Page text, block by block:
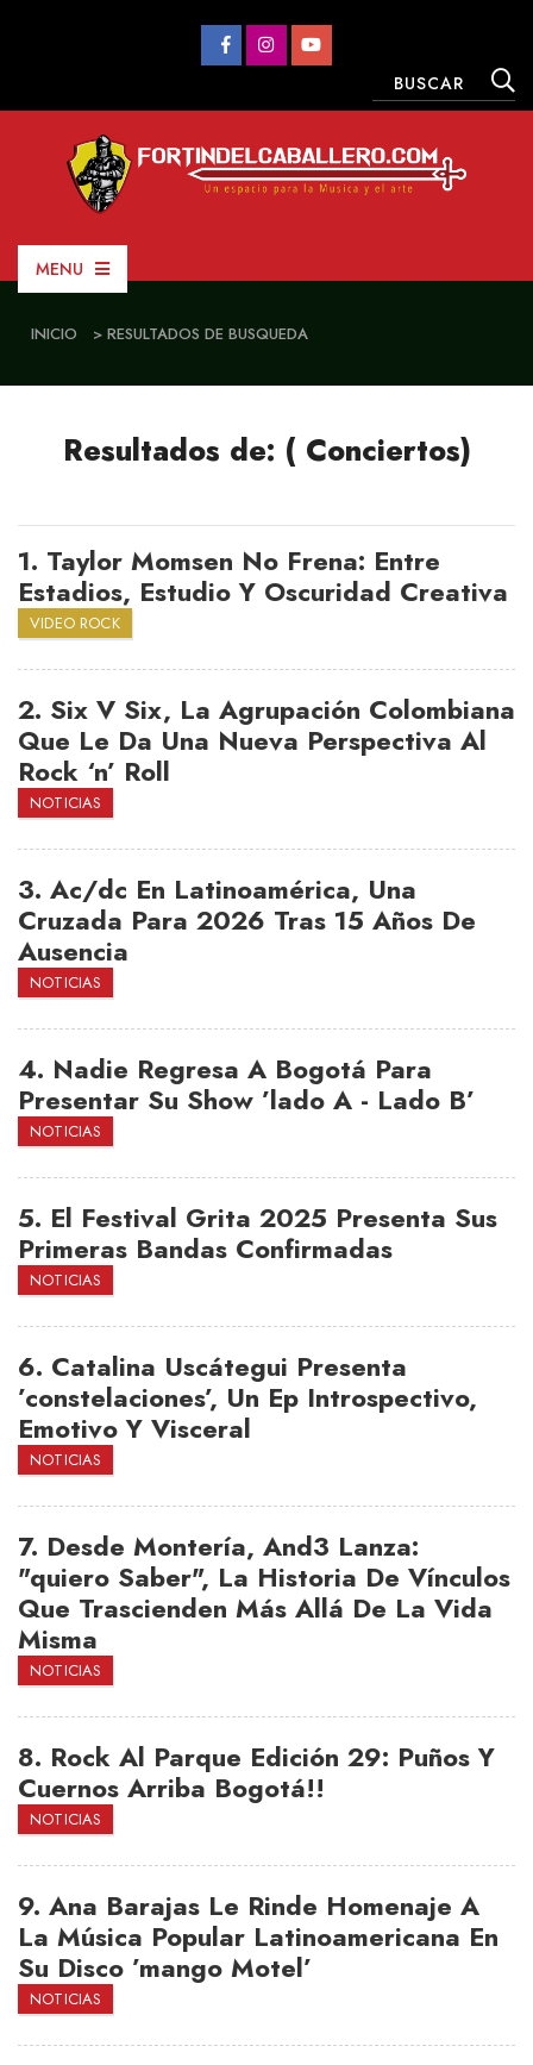
MENU
INICIO > RESULTADOS DE BUSQUEDA
Resultados de: ( Conciertos)
1. Taylor Momsen No Frena: Entre
Estadios, Estudio Y Oscuridad Creativa
VIDEO ROCK
2. Six V Six, La Agrupación Colombiana
Que Le Da Una Nueva Perspectiva Al
Rock ‘n’ Roll
NOTICIAS
3. Ac/dc En Latinoamérica, Una
Cruzada Para 2026 Tras 15 Años De
Ausencia
NOTICIAS
4. Nadie Regresa A Bogotá Para
Presentar Su Show ’lado A - Lado B’
NOTICIAS
5. El Festival Grita 2025 Presenta Sus
Primeras Bandas Confirmadas
NOTICIAS
6. Catalina Uscátegui Presenta
’constelaciones’, Un Ep Introspectivo,
Emotivo Y Visceral
NOTICIAS
7. Desde Montería, And3 Lanza:
"quiero Saber", La Historia De Vínculos
Que Trascienden Más Allá De La Vida
Misma
NOTICIAS
8. Rock Al Parque Edición 29: Puños Y
Cuernos Arriba Bogotá!!
NOTICIAS
9. Ana Barajas Le Rinde Homenaje A
La Música Popular Latinoamericana En
Su Disco ’mango Motel’
NOTICIAS